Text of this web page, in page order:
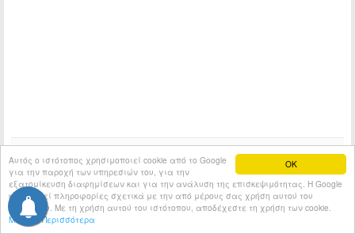
OK
Αυτός ο ιστότοπος χρησιμοποιεί cookie από το Google
για την παροχή των υπηρεσιών του, για την
εξατομίκευση διαφημίσεων και για την ανάλυση της επισκεψιμότητας. Η Google
κοινοποιεί πληροφορίες σχετικά με την από μέρους σας χρήση αυτού του
ιστότοπου. Με τη χρήση αυτού του ιστότοπου, αποδέχεστε τη χρήση των cookie.
Μάθετε Περισσότερα
Αίθουσα Σύνταξης